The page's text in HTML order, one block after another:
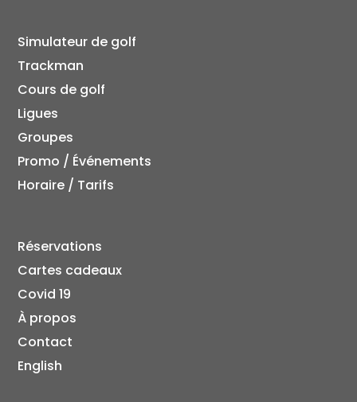
Simulateur de golf
Trackman
Cours de golf
Ligues
Groupes
Promo / Événements
Horaire / Tarifs
Réservations
Cartes cadeaux
Covid 19
À propos
Contact
English